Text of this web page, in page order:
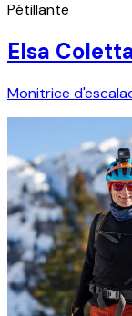
Pétillante
Elsa
Monitrice